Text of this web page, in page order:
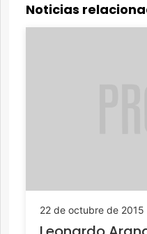
Noticias
22 de octubre de 2015